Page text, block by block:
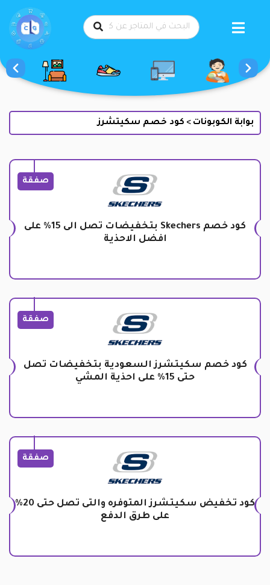
بوابة الكوبونات > كود خصم سكيتشرز
صفقة
كود خصم Skechers بتخفيضات تصل الى 15% على
افضل الاحذية
صفقة
كود خصم سكيتشرز السعودية بتخفيضات تصل
حتى 15% على احذية المشي
صفقة
كود تخفيض سكيتشرز المتوفره والتى تصل حتى 20%
على طرق الدفع